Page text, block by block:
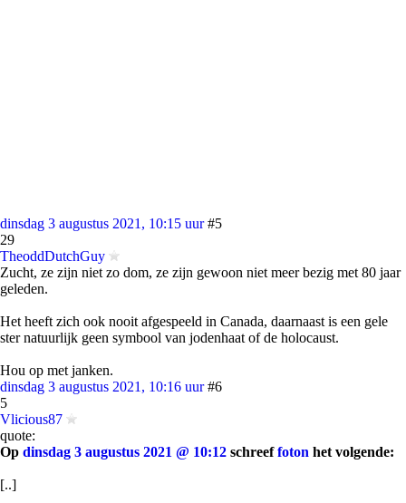
dinsdag 3 augustus 2021, 10:15 uur #5
29
TheoddDutchGuy
Zucht, ze zijn niet zo dom, ze zijn gewoon niet meer bezig met 80 jaar
geleden.
Het heeft zich ook nooit afgespeeld in Canada, daarnaast is een gele
ster natuurlijk geen symbool van jodenhaat of de holocaust.
Hou op met janken.
dinsdag 3 augustus 2021, 10:16 uur #6
5
Vlicious87
quote:
Op dinsdag 3 augustus 2021 @ 10:12 schreeffoton het volgende:
[..]